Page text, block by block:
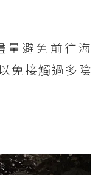
量避免前往海
免接觸過多陰